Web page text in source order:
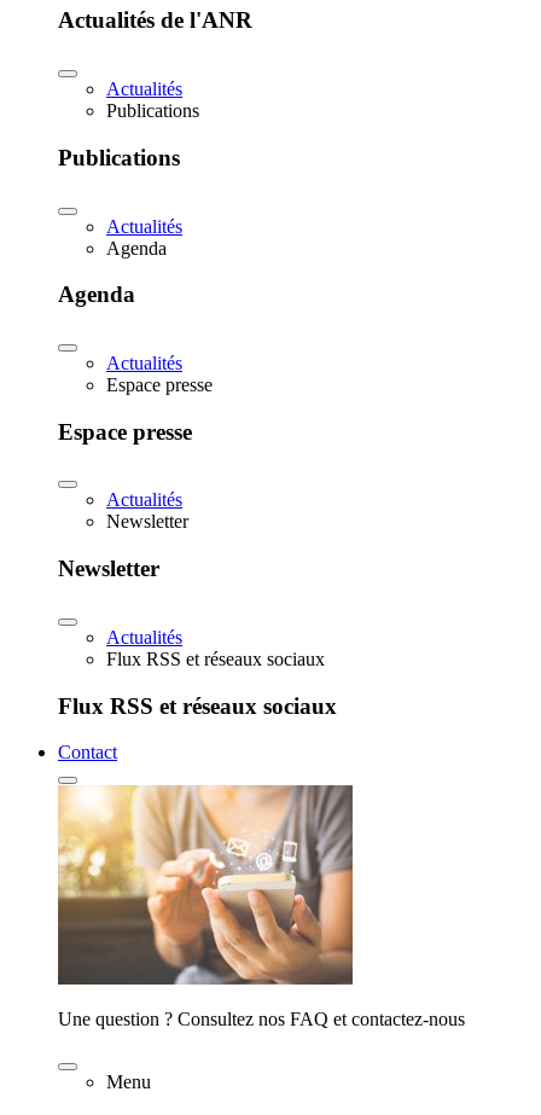
Actualités de l'ANR
Actualités
Publications
Publications
Actualités
Agenda
Agenda
Actualités
Espace presse
Espace presse
Actualités
Newsletter
Newsletter
Actualités
Flux RSS et réseaux sociaux
Flux RSS et réseaux sociaux
Contact
Une question ? Consultez nos FAQ et contactez-nous
Menu